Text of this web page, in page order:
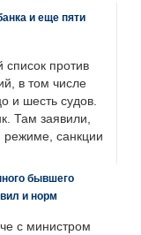
и еще пяти
против
в том числе
и шесть судов.
Там заявили,
режиме, санкции
бывшего
и норм
с министром